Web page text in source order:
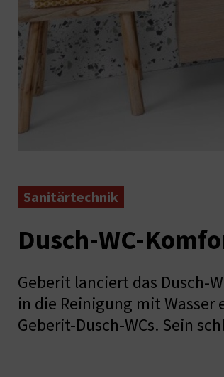
Sanitärtechnik
Dusch-WC-
Geberit lanciert das Dusch-
in die Reinigung mit
Geberit-Dusch-WCs. Sein